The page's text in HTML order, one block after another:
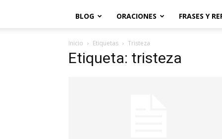
BLOG ORACIONES FRASES Y
Inicio Etiquetas Tristeza
Etiqueta: tristeza